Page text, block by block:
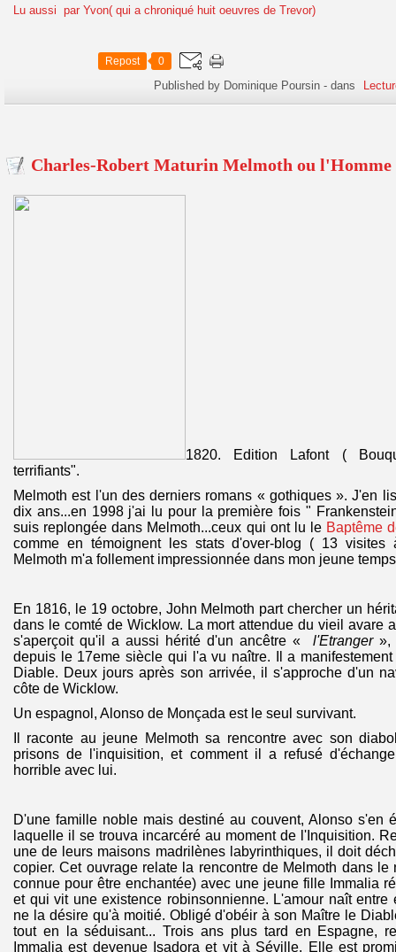
Lu aussi par Yvon( qui a chroniqué huit oeuvres de Trevor)
Repost 0
Published by Dominique Poursin -dans
Charles-Robert Maturin Melmoth ou
1820. Edition Lafont (
terrifiants".
Melmoth est l'un des derniers romans « gothiques ». J'en
dix ans...en 1998 j'ai lu pour la première fois "
suis replongée dans Melmoth...ceux qui ont lu le Baptême
comme en témoignent les stats d'over-blog ( 13
Melmoth m'a follement impressionnée dans mon jeune
En 1816, le 19 octobre, John Melmoth part chercher un
dans le comté de Wicklow. La mort attendue du vieil avare
s'aperçoit qu'il a aussi hérité d'un ancêtre «l'Etranger»,
depuis le 17eme siècle qui l'a vu naître. Il a
Diable. Deux jours après son arrivée, il s'approche d'un
côte de Wicklow.
Un espagnol, Alonso de Monçada est le seul survivant.
Il raconte au jeune Melmoth sa rencontre avec son
prisons de l'inquisition, et comment il a refusé
horrible avec lui.
D'une famille noble mais destiné au couvent, Alonso s'en
laquelle il se trouva incarcéré au moment de l'Inquisition.
une de leurs maisons madrilènes labyrinthiques, il doit
copier. Cet ouvrage relate la rencontre de Melmoth dans
connue pour être enchantée) avec une jeune fille Immalia
et qui vit une existence robinsonnienne. L'amour naît entre
ne la désire qu'à moitié. Obligé d'obéir à son Maître le
tout en la séduisant... Trois ans plus tard en Espagne,
Immalia est devenue Isadora et vit à Séville. Elle est